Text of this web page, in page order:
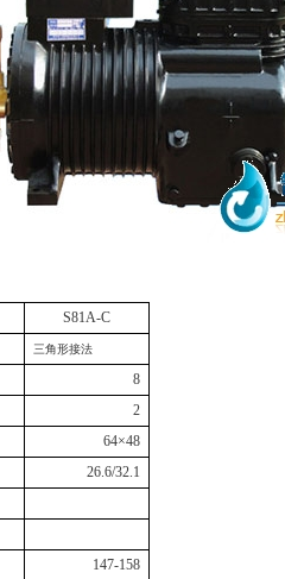
S81A-C
三角形接法
8
2
64×48
26.6/32.1
147-158